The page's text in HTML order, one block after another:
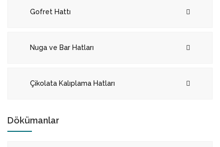
Gofret Hattı
Nuga ve Bar Hatları
Çikolata Kalıplama Hatları
Dökümanlar